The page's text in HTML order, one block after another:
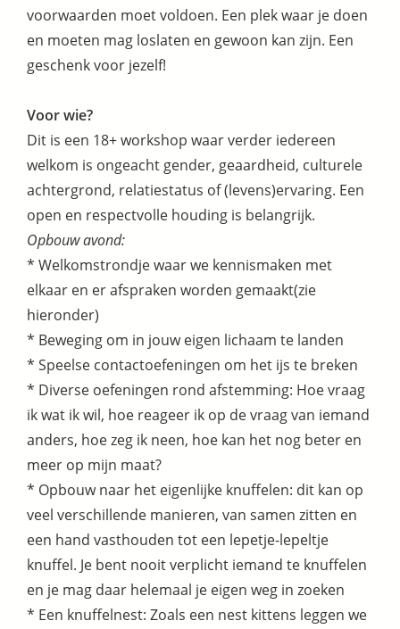
voorwaarden moet voldoen. Een plek waar je doen
en moeten mag loslaten en gewoon kan zijn. Een
geschenk voor jezelf!
Voor wie?
Dit is een 18+ workshop waar verder iedereen
welkom is ongeacht gender, geaardheid, culturele
achtergrond, relatiestatus of (levens)ervaring. Een
open en respectvolle houding is belangrijk.
Opbouw avond:
* Welkomstrondje waar we kennismaken met
elkaar en er afspraken worden gemaakt(zie
hieronder)
* Beweging om in jouw eigen lichaam te landen
* Speelse contactoefeningen om het ijs te breken
* Diverse oefeningen rond afstemming: Hoe vraag
ik wat ik wil, hoe reageer ik op de vraag van iemand
anders, hoe zeg ik neen, hoe kan het nog beter en
meer op mijn maat?
* Opbouw naar het eigenlijke knuffelen: dit kan op
veel verschillende manieren, van samen zitten en
een hand vasthouden tot een lepetje-lepeltje
knuffel. Je bent nooit verplicht iemand te knuffelen
en je mag daar helemaal je eigen weg in zoeken
* Een knuffelnest: Zoals een nest kittens leggen we